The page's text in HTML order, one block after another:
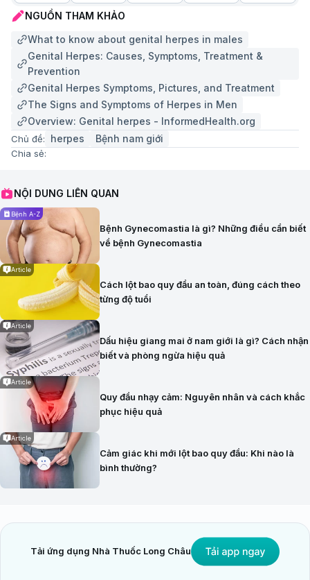
NGUỒN THAM KHẢO
What to know about genital herpes in males
Genital Herpes: Causes, Symptoms, Treatment &
Prevention
Genital Herpes Symptoms, Pictures, and Treatment
The Signs and Symptoms of Herpes in Men
Overview: Genital herpes - InformedHealth.org
Chủ đề: herpes Bệnh nam giới
Chia sẻ:
NỘI DUNG LIÊN QUAN
Bệnh A-Z
Bệnh Gynecomastia là gì? Những điều cần biết
về bệnh Gynecomastia
Article
Cách lột bao quy đầu an toàn, đúng cách theo
từng độ tuổi
Article
Dấu hiệu giang mai ở nam giới là gì? Cách nhận
biết và phòng ngừa hiệu quả
Article
Quy đầu nhạy cảm: Nguyên nhân và cách khắc
phục hiệu quả
Article
Cảm giác khi mới lột bao quy đầu: Khi nào là
bình thường?
Tải ứng dụng Nhà Thuốc Long Châu